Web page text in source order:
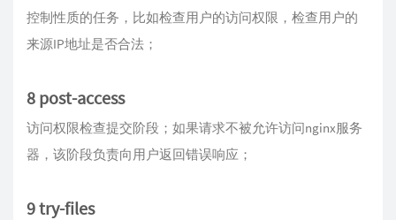
控制性质的任务，比如检查用户的访问权限，检查用户的
来源IP地址是否合法；
8 post-access
访问权限检查提交阶段；如果请求不被允许访问nginx服务
器，该阶段负责向用户返回错误响应；
9 try-files